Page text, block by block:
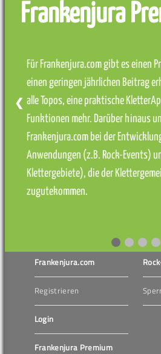
Frankenjura
Für Frankenjura.com gibt es einen
einen geringen jährlichen Beitrag
alle Topos, eine praktische
Funktionen mehr. Darüber hinaus
Frankenjura.com bei der
Anwendungen (z.B. Rock-Events)
Klettergebiete), die der
zugutekommen.
❮
Frankenjura.com
Registrieren
Login
Frankenjura Premium